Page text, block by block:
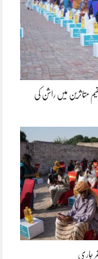
متاثرین میں راشن کی
جاری